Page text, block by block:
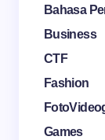
Bahasa
Business
CTF
Fashion
Games